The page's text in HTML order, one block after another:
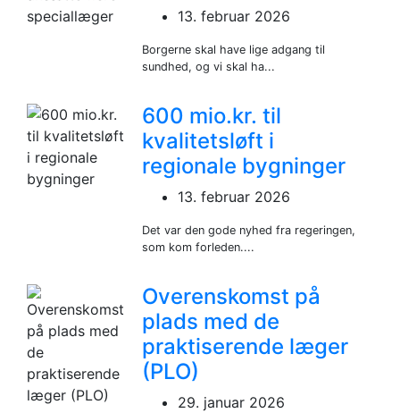
13. februar 2026
Borgerne skal have lige adgang til
sundhed, og vi skal ha...
600 mio.kr. til
kvalitetsløft i
regionale bygninger
13. februar 2026
Det var den gode nyhed fra regeringen,
som kom forleden....
Overenskomst på
plads med de
praktiserende læger
(PLO)
29. januar 2026